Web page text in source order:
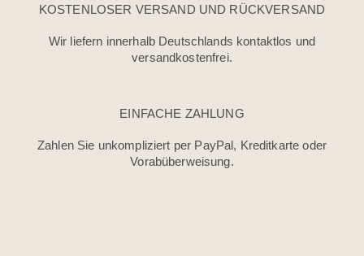
KOSTENLOSER VERSAND UND RÜCKVERSAND
Wir liefern innerhalb Deutschlands kontaktlos und
versandkostenfrei.
EINFACHE ZAHLUNG
Zahlen Sie unkompliziert per PayPal, Kreditkarte oder
Vorabüberweisung.